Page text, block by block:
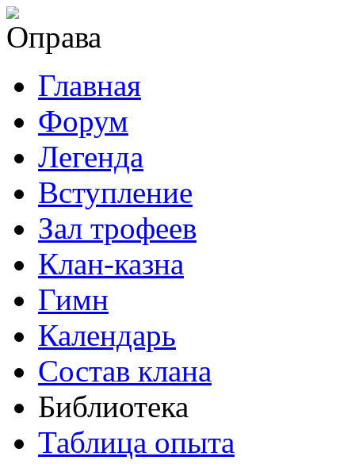
Главная
Форум
Легенда
Вступление
Зал трофеев
Клан-казна
Гимн
Календарь
Состав клана
Библиотека
Таблица опыта